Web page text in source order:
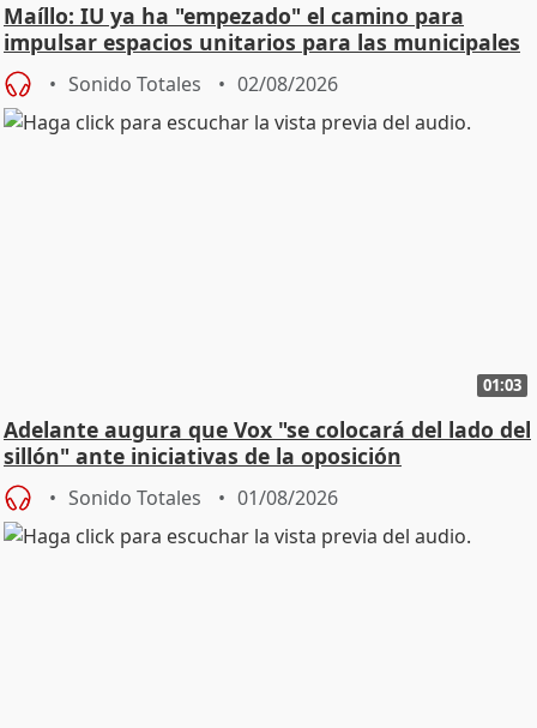
Maíllo: IU ya ha "empezado" el camino para
impulsar espacios unitarios para las municipales
Sonido Totales 02/08/2026
01:03
Adelante augura que Vox "se colocará del lado del
sillón" ante iniciativas de la oposición
Sonido Totales 01/08/2026